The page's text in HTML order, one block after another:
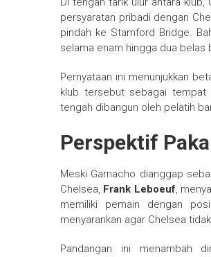
persyaratan pribadi dengan
pindah ke Stamford Bridge.
selama enam hingga dua belas
Pernyataan ini menunjukkan
klub tersebut sebagai tempat
tengah dibangun oleh pelatih
Perspektif
Meski Garnacho dianggap
Chelsea, Frank Leboeuf,
memiliki pemain dengan
menyarankan agar Chelsea
Pandangan ini menambah